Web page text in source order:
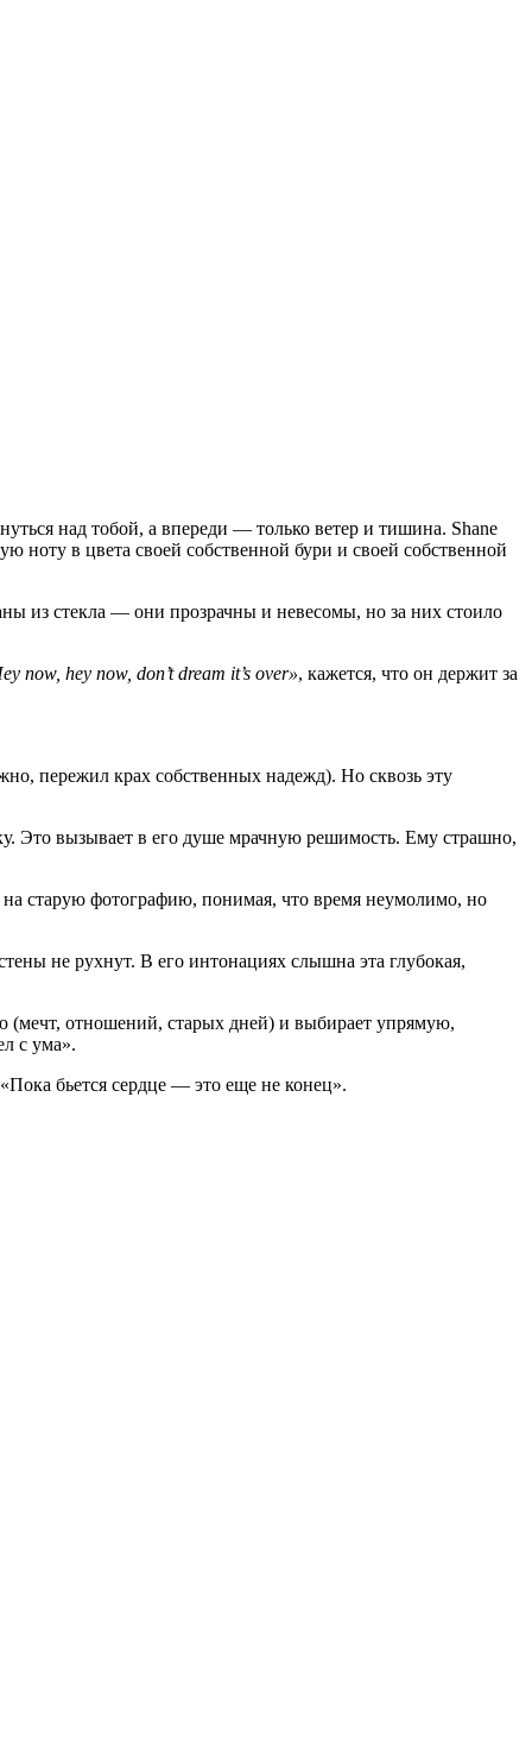
над тобой, а впереди — только ветер и тишина. Shane
ноту в цвета своей собственной бури и своей собственной
из стекла — они прозрачны и невесомы, но за них стоило
now, hey now, don’t dream it’s over», кажется, что он держит за
пережил крах собственных надежд). Но сквозь эту
Это вызывает в его душе мрачную решимость. Ему страшно,
старую фотографию, понимая, что время неумолимо, но
не рухнут. В его интонациях слышна эта глубокая,
отношений, старых дней) и выбирает упрямую,
с ума».
бьется сердце — это еще не конец».